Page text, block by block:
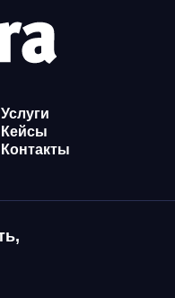
Услуги
Кейсы
Контакты